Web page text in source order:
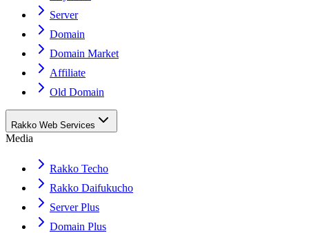
Server
Domain
Domain Market
Affiliate
Old Domain
Rakko Web Services
Media
Rakko Techo
Rakko Daifukucho
Server Plus
Domain Plus